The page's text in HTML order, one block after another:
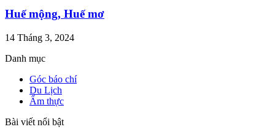
Huế mộng, Huế mơ
14 Tháng 3, 2024
Danh mục
Góc báo chí
Du Lịch
Ẩm thực
Bài viết nổi bật